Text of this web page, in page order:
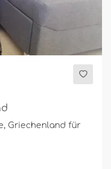
Griechenland für